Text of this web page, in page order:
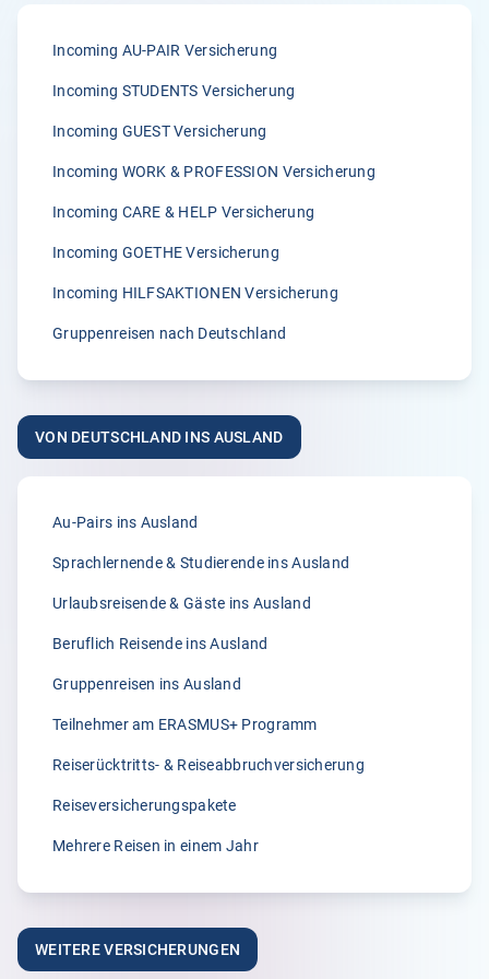
05.04.2026
5.00
„Wir sind von der zügigen Bearbeitung von Klemmer
International immer wieder begeisterst.“
A.
der Klemmer International Assekuradeur GmbH. Der
Grund dafür liegt in der Kompetenz der Ansprechpartner
sowie dem sehr guten Kundenservice und der
31.03.2026
Größwang! Sie war unglaublich freundlich, kompetent
Anliegen gekümmert. Man merkt, dass ihr die
28.03.2026
5.00
Incoming AU-PAIR Versicherung
Incoming STUDENTS Versicherung
Incoming GUEST Versicherung
Incoming WORK & PROFESSION Versicherung
Incoming CARE & HELP Versicherung
Incoming GOETHE Versicherung
Incoming HILFSAKTIONEN Versicherung
Gruppenreisen nach Deutschland
VON DEUTSCHLAND INS AUSLAND
Au-Pairs ins Ausland
Sprachlernende & Studierende ins Ausland
Urlaubsreisende & Gäste ins Ausland
Beruflich Reisende ins Ausland
Gruppenreisen ins Ausland
Teilnehmer am ERASMUS+ Programm
Reiserücktritts- & Reiseabbruchversicherung
Reiseversicherungspakete
Mehrere Reisen in einem Jahr
WEITERE VERSICHERUNGEN